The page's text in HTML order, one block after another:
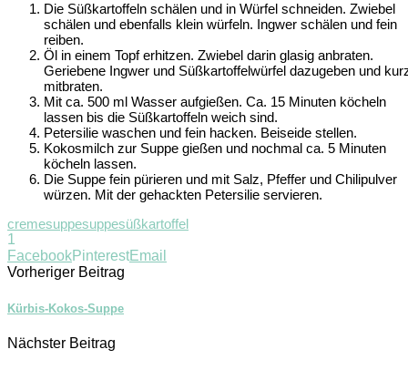
Die Süßkartoffeln schälen und in Würfel schneiden. Zwiebel
schälen und ebenfalls klein würfeln. Ingwer schälen und fein
reiben.
Öl in einem Topf erhitzen. Zwiebel darin glasig anbraten.
Geriebene Ingwer und Süßkartoffelwürfel dazugeben und
mitbraten.
Mit ca. 500 ml Wasser aufgießen. Ca. 15 Minuten köcheln
lassen bis die Süßkartoffeln weich sind.
Petersilie waschen und fein hacken. Beiseide stellen.
Kokosmilch zur Suppe gießen und nochmal ca. 5 Minuten
köcheln lassen.
Die Suppe fein pürieren und mit Salz, Pfeffer und Chilipulver
würzen. Mit der gehackten Petersilie servieren.
cremesuppesuppesüßkartoffel
1
FacebookPinterestEmail
Vorheriger Beitrag
Kürbis-Kokos-Suppe
Nächster Beitrag